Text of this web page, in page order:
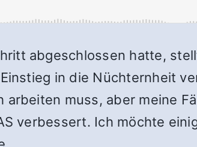
abgeschlossen hatte,
in die Nüchternheit
muss, aber meine
verbessert. Ich möchte